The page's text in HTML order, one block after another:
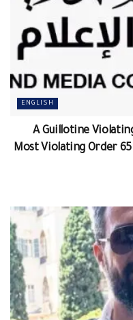
ENGLISH
A Guillotine
Most Violating Order